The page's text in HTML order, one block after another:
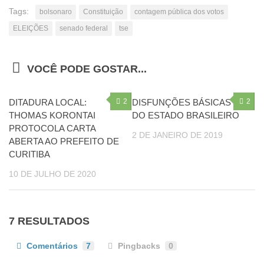
Tags: bolsonaro Constituição
contagem pública dos votos
ELEIÇÕES
senado federal tse
VOCÊ PODE GOSTAR...
2
DITADURA LOCAL:
THOMAS KORONTAI
PROTOCOLA CARTA
ABERTA AO PREFEITO DE
CURITIBA
10 DE JULHO DE 2020
2
DISFUNÇÕES BÁSICAS
DO ESTADO BRASILEIRO
2 DE JANEIRO DE 2019
7 RESULTADOS
Comentários 7 Pingbacks 0